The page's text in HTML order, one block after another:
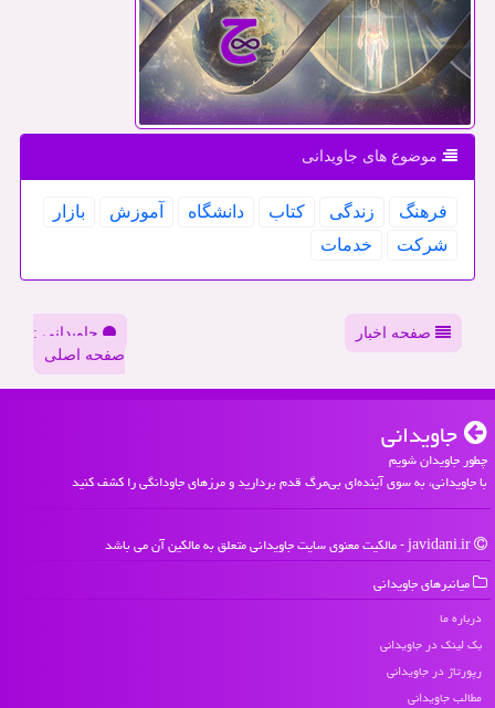
موضوع های جاویدانی
فرهنگ زندگی كتاب دانشگاه آموزش
بازار
شركت
خدمات
صفحه اخبار
جاویدانی :
صفحه اصلی
جاویدانی
چطور جاویدان شویم
با جاویدانی، به سوی آینده‌ای بی‌مرگ قدم بردارید و مرزهای جاودانگی را کشف کنید
میانبرهای جاویدانی
درباره ما
بک لینک در جاویدانی
رپورتاژ در جاویدانی
مطالب جاویدانی